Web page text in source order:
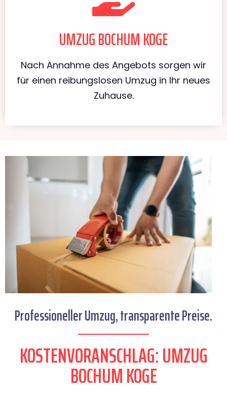
UMZUG BOCHUM KOGE
Nach Annahme des Angebots sorgen wir
für einen reibungslosen Umzug in Ihr neues
Zuhause.
Professioneller Umzug, transparente Preise.
KOSTENVORANSCHLAG: UMZUG
BOCHUM KOGE